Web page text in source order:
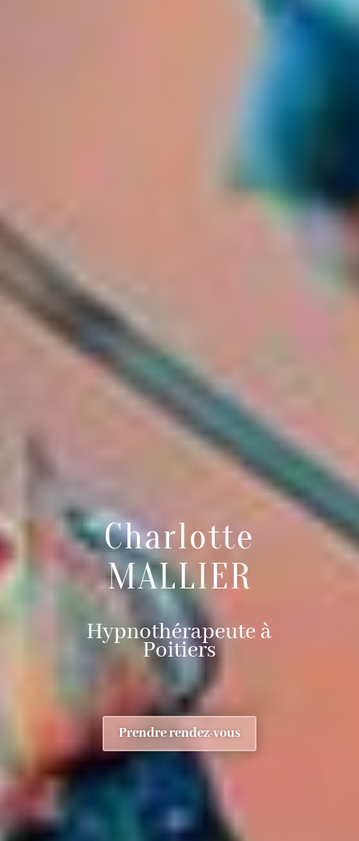
Charlotte
MALLIER
Hypnothérapeute à
Poitiers
Prendre rendez-vous